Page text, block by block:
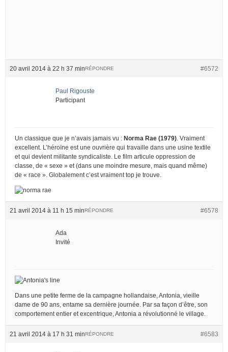
20 avril 2014 à 22 h 37 min #6572
RÉPONDRE
Paul Rigouste
Participant
Un classique que je n’avais jamais vu : Norma Rae (1979) . Vraiment
excellent. L’héroïne est une ouvrière qui travaille dans une usine textile
et qui devient militante syndicaliste. Le film articule oppression de
classe, de « sexe » et (dans une moindre mesure, mais quand même)
de « race ». Globalement c’est vraiment top je trouve.
21 avril 2014 à 11 h 15 min #6578
RÉPONDRE
Ada
Invité
Dans une petite ferme de la campagne hollandaise, Antonia, vieille
dame de 90 ans, entame sa dernière journée. Par sa façon d’être, son
comportement entier et excentrique, Antonia a révolutionné le village.
21 avril 2014 à 17 h 31 min #6583
RÉPONDRE